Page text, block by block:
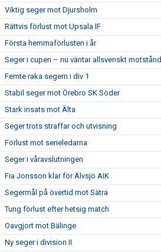
Viktig seger mot Djursholm
Rättvis förlust mot Upsala IF
Första hemmaförlusten i år
Seger i cupen – nu väntar allsvenskt motstånd
Femte raka segern i div 1
Stabil seger mot Örebro SK Söder
Stark insats mot Älta
Seger trots straffar och utvisning
Förlust mot serieledarna
Seger i våravslutningen
Fia Jonsson klar för Älvsjö AIK
Segermål på övertid mot Sätra
Tung förlust efter hetsig match
Oavgjort mot Bälinge
Ny seger i division II